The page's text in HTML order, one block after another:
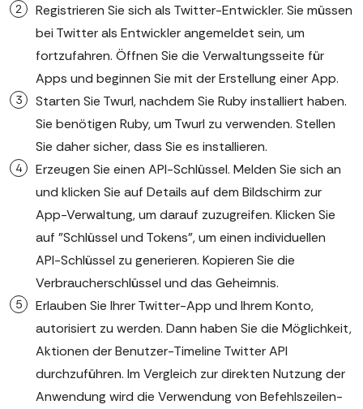
Registrieren Sie sich als Twitter-Entwickler. Sie müssen
bei Twitter als Entwickler angemeldet sein, um
fortzufahren. Öffnen Sie die Verwaltungsseite für
Apps und beginnen Sie mit der Erstellung einer App.
Starten Sie Twurl, nachdem Sie Ruby installiert haben.
Sie benötigen Ruby, um Twurl zu verwenden. Stellen
Sie daher sicher, dass Sie es installieren.
Erzeugen Sie einen API-Schlüssel. Melden Sie sich an
und klicken Sie auf Details auf dem Bildschirm zur
App-Verwaltung, um darauf zuzugreifen. Klicken Sie
auf "Schlüssel und Tokens", um einen individuellen
API-Schlüssel zu generieren. Kopieren Sie die
Verbraucherschlüssel und das Geheimnis.
Erlauben Sie Ihrer Twitter-App und Ihrem Konto,
autorisiert zu werden. Dann haben Sie die Möglichkeit,
Aktionen der Benutzer-Timeline Twitter API
durchzuführen. Im Vergleich zur direkten Nutzung der
Anwendung wird die Verwendung von Befehlszeilen-